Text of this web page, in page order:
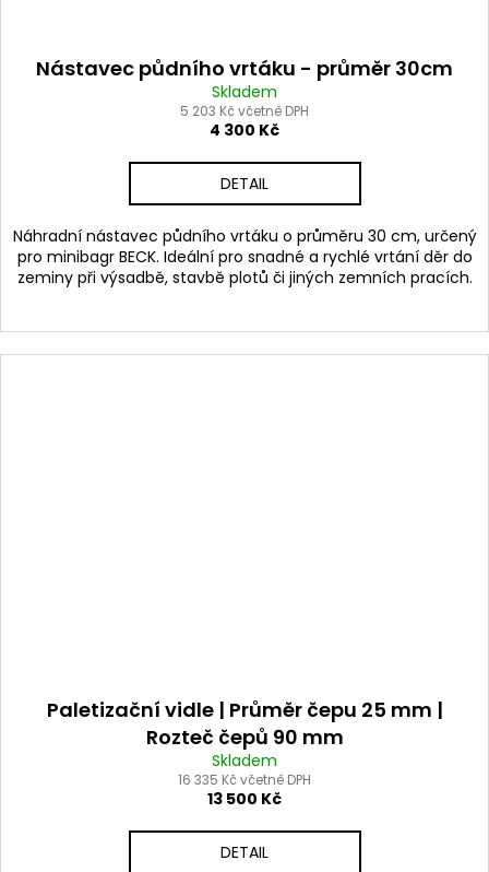
Nástavec půdního vrtáku - průměr 30cm
Skladem
5 203 Kč včetně DPH
4 300 Kč
DETAIL
Náhradní nástavec půdního vrtáku o průměru 30 cm, určený
pro minibagr BECK. Ideální pro snadné a rychlé vrtání děr do
zeminy při výsadbě, stavbě plotů či jiných zemních pracích.
Paletizační vidle | Průměr čepu 25 mm |
Rozteč čepů 90 mm
Skladem
16 335 Kč včetně DPH
13 500 Kč
DETAIL